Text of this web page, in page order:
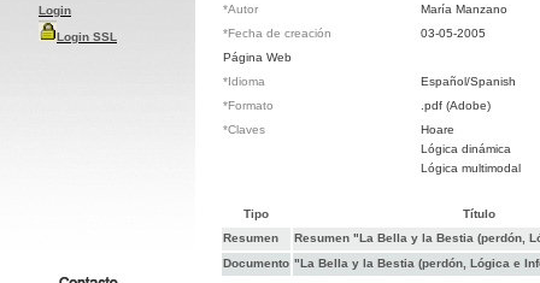
Login
Login SSL
*Autor
María Manzano
*Fecha de creación
03-05-2005
Página Web
*Idioma
Español/Spanish
*Formato
.pdf (Adobe)
*Claves
Hoare
Lógica dinámica
Lógica multimodal
Tipo
Título
Resumen
Resumen "La Bella y la Bestia (perdón,
Documento "La Bella y la Bestia (perdón, Lógica e